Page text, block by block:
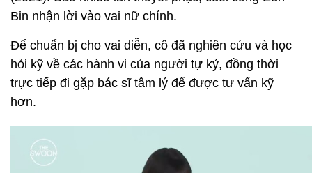
Bin nhận lời vào vai nữ chính.
Để chuẩn bị cho vai diễn, cô đã nghiên cứu và học
hỏi kỹ về các hành vi của người tự kỷ, đồng thời
trực tiếp đi gặp bác sĩ tâm lý để được tư vấn kỹ
hơn.